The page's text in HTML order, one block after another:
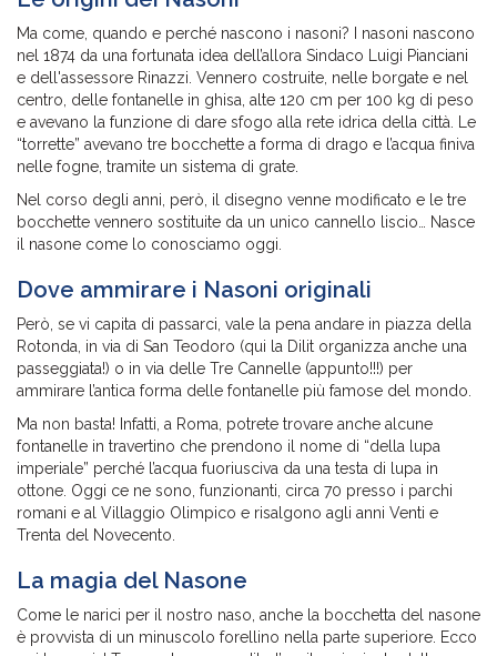
Ma come, quando e perché nascono i nasoni? I nasoni nascono
nel 1874 da una fortunata idea dell’allora Sindaco Luigi Pianciani
e dell'assessore Rinazzi. Vennero costruite, nelle borgate e nel
centro, delle fontanelle in ghisa, alte 120 cm per 100 kg di peso
e avevano la funzione di dare sfogo alla rete idrica della città. Le
“torrette” avevano tre bocchette a forma di drago e l’acqua finiva
nelle fogne, tramite un sistema di grate.
Nel corso degli anni, però, il disegno venne modificato e le tre
bocchette vennero sostituite da un unico cannello liscio… Nasce
il nasone come lo conosciamo oggi.
Dove ammirare i Nasoni originali
Però, se vi capita di passarci, vale la pena andare in piazza della
Rotonda, in via di San Teodoro (qui la Dilit organizza anche una
passeggiata!) o in via delle Tre Cannelle (appunto!!!) per
ammirare l’antica forma delle fontanelle più famose del mondo.
Ma non basta! Infatti, a Roma, potrete trovare anche alcune
fontanelle in travertino che prendono il nome di “della lupa
imperiale” perché l’acqua fuoriusciva da una testa di lupa in
ottone. Oggi ce ne sono, funzionanti, circa 70 presso i parchi
romani e al Villaggio Olimpico e risalgono agli anni Venti e
Trenta del Novecento.
La magia del Nasone
Come le narici per il nostro naso, anche la bocchetta del nasone
è provvista di un minuscolo forellino nella parte superiore. Ecco